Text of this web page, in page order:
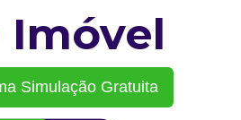
Imóvel
Simulação Gratuita